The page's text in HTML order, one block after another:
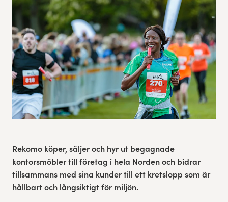
Rekomo köper, säljer och hyr ut begagnade
kontorsmöbler till företag i hela Norden och bidrar
tillsammans med sina kunder till ett kretslopp som är
hållbart och långsiktigt för miljön.
Sustainability
Funktionär/volontär